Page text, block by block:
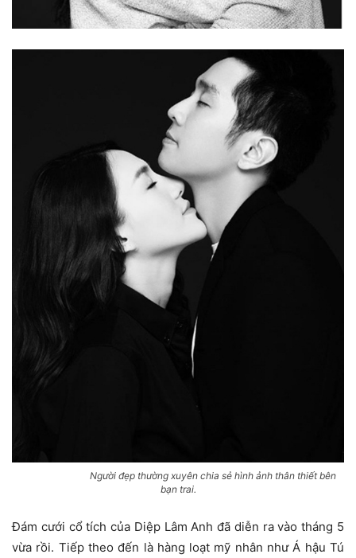
Người đẹp thường xuyên chia sẻ hình ảnh thân thiết bên
bạn trai.
Đám cưới cổ tích của Diệp Lâm Anh đã diễn ra vào tháng 5
vừa rồi. Tiếp theo đến là hàng loạt mỹ nhân như Á hậu Tú